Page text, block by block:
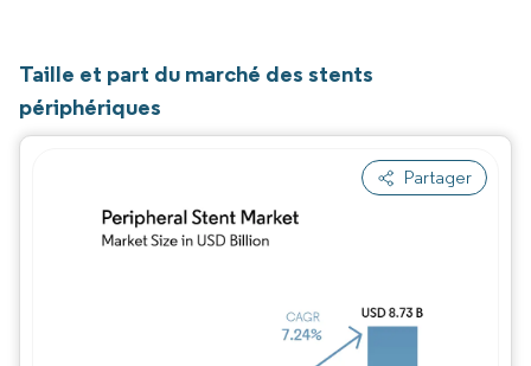
Taille et part du marché des stents
périphériques
Partager